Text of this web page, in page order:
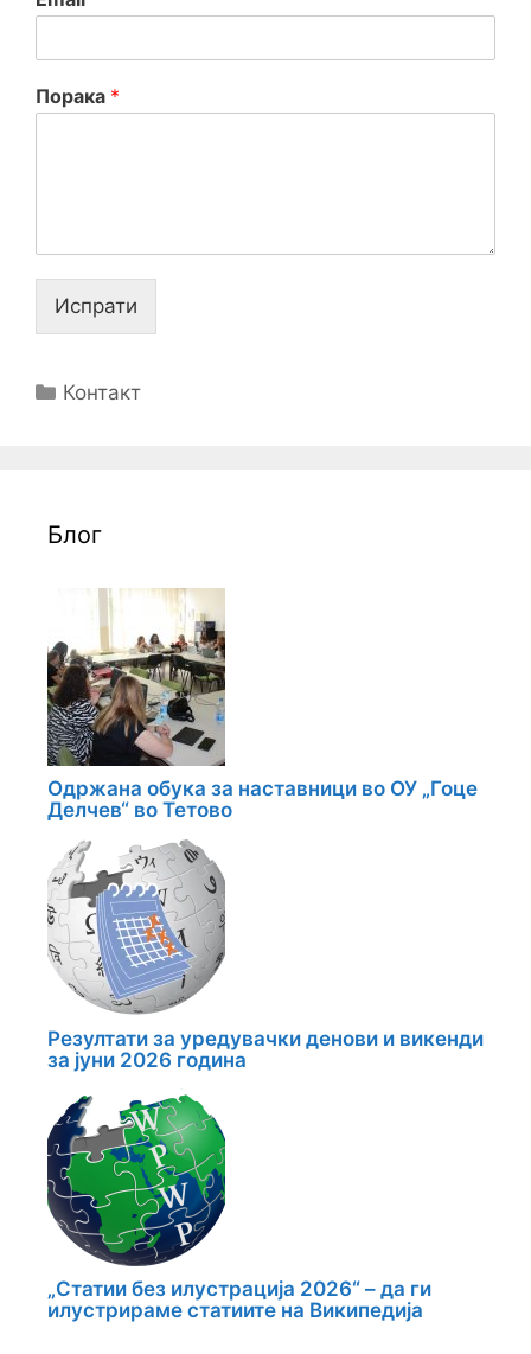
Порака *
Испрати
Categories
Контакт
Блог
Одржана обука за наставници во ОУ „Гоце
Делчев“ во Тетово
Резултати за уредувачки денови и викенди
за јуни 2026 година
„Статии без илустрација 2026“ – да ги
илустрираме статиите на Википедија